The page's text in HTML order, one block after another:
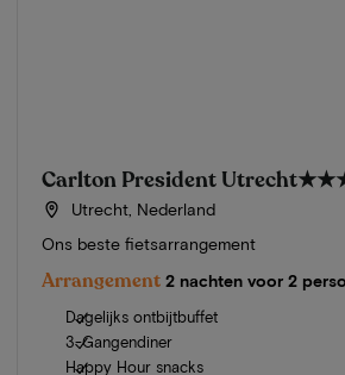
Carlton President Utrecht
Utrecht, Nederland
Ons beste fietsarrangement
Arrangement 2 nachten voor 2
Dagelijks ontbijtbuffet
3-Gangendiner
Happy Hour snacks